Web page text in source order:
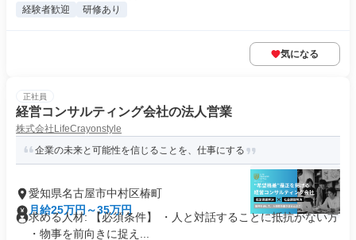
経験者歓迎 研修あり
気になる
正社員
経営コンサルティング会社の法人営業
株式会社LifeCrayonstyle
企業の未来と可能性を信じることを、仕事にする
愛知県名古屋市中村区椿町
月給25万円～35万円
求める人材: 【必須条件】 ・人と対話することに抵抗がない方
・物事を前向きに捉え...